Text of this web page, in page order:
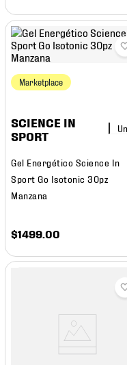
Marketplace
SCIENCE IN
SPORT
Gel Energético Science In
Sport Go Isotonic 30pz
Manzana
$1499 .00